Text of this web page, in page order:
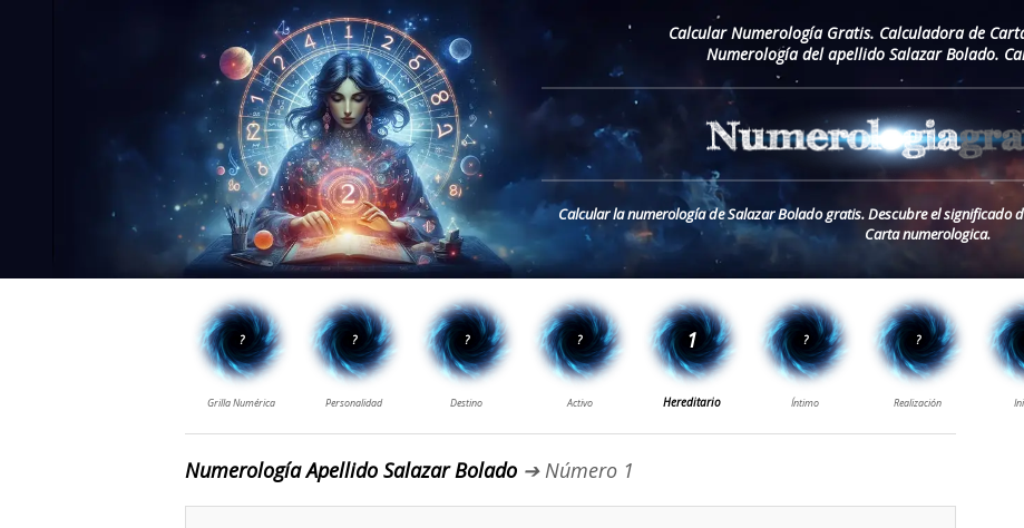
Calcular Numerología Gratis. Calculadora de
Numerología del apellido Salazar Bolado.
Calcular la numerología de Salazar Bolado gratis. Descubre el significado
Carta numerologica.
Numerología Apellido Salazar Bolado ➔ Número 1